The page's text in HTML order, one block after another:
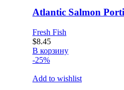
Atlantic Salmon
Fresh Fish
$8.45
В корзину
-25%
Add to wishlist